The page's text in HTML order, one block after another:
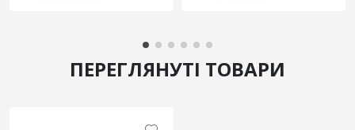
ПЕРЕГЛЯНУТІ ТОВАРИ